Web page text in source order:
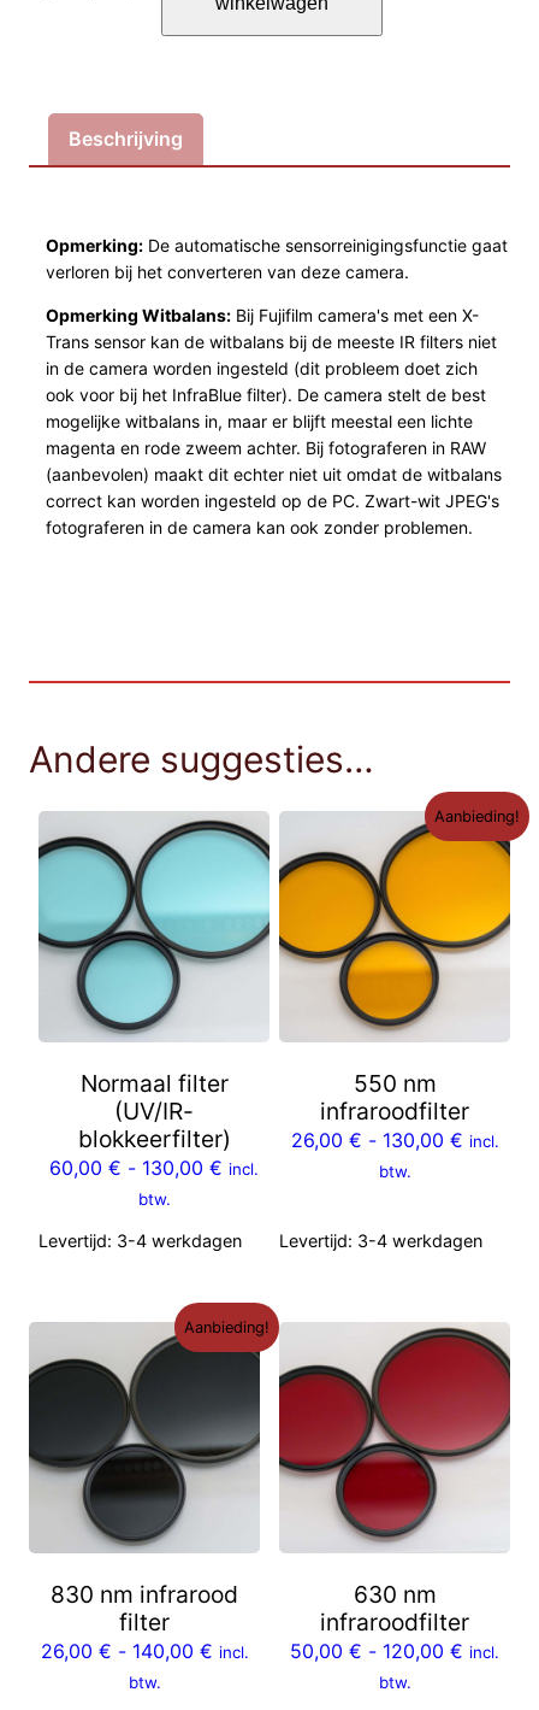
m
*
a
n
Beschrijving
Opmerking: De automatische sensorreinigingsfunctie gaat
verloren bij het converteren van deze camera.
Opmerking Witbalans: Bij Fujifilm camera's met een X-
Trans sensor kan de witbalans bij de meeste IR filters niet
in de camera worden ingesteld (dit probleem doet zich
ook voor bij het InfraBlue filter). De camera stelt de best
mogelijke witbalans in, maar er blijft meestal een lichte
magenta en rode zweem achter. Bij fotograferen in RAW
(aanbevolen) maakt dit echter niet uit omdat de witbalans
correct kan worden ingesteld op de PC. Zwart-wit JPEG's
fotograferen in de camera kan ook zonder problemen.
Andere suggesties…
Normaal filter
(UV/IR-
blokkeerfilter)
60,00 € - 130,00 € incl.
btw.
Levertijd: 3-4 werkdagen
Aanbieding!
550 nm
infraroodfilter
26,00 € - 130,00 € incl.
btw.
Levertijd: 3-4 werkdagen
Aanbieding!
830 nm infrarood
filter
26,00 € - 140,00 € incl.
btw.
630 nm
infraroodfilter
50,00 € - 120,00 € incl.
btw.